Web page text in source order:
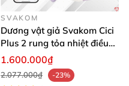
SVAKOM
Dương vật giả Svakom Cici
Plus 2 rung tỏa nhiệt điều
khiển App đẳng cấp
1.600.000₫
2.077.000₫
-23%